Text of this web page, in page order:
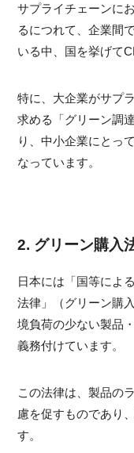
サプライチェーンに
るにつれて、企業間
いる中、国を挙げて
特に、大企業がサプ
求める「グリーン調
り、中小企業にとっ
なっています。
2. グリーン購入
日本には「国等によ
法律」（グリーン購
境負荷の少ない製品
義務付けています。
この法律は、製品の
慮を促すものであり
す。